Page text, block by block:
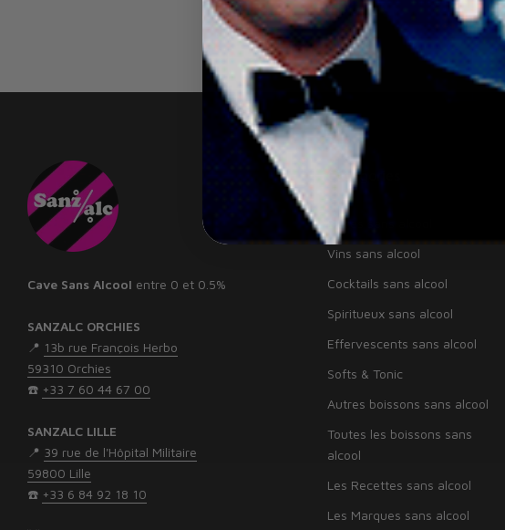
Cave Sans Alcool entre 0 et 0.5%
SANZALC ORCHIES
📍 13b rue François Herbo
59310 Orchies
☎️ +33 7 60 44 67 00
SANZALC LILLE
📍 39 rue de l'Hôpital Militaire
59800 Lille
☎️ ‭+33 6 84 92 18 10‬
Catégories
Bières sans alcool
Vins sans alcool
Cocktails sans alcool
Spiritueux sans alcool
Effervescents sans alcool
Softs & Tonic
Autres boissons sans alcool
Toutes les boissons sans
alcool
Les Recettes sans alcool
Les Marques sans alcool